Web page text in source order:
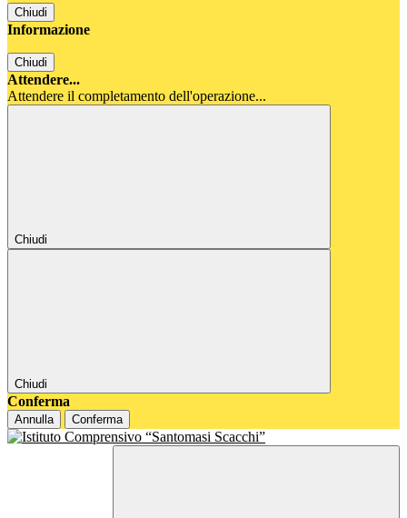
Chiudi
Informazione
Chiudi
Attendere...
Attendere il completamento dell'operazione...
Chiudi
Chiudi
Conferma
Annulla Conferma